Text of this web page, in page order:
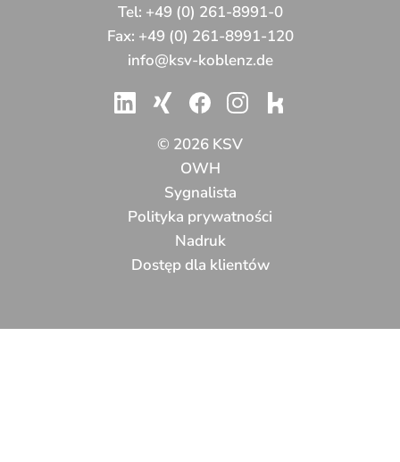
Tel: +49 (0) 261-8991-0
Fax: +49 (0) 261-8991-120
info@ksv-koblenz.de
© 2026 KSV
OWH
Sygnalista
Polityka prywatności
Nadruk
Dostęp dla klientów